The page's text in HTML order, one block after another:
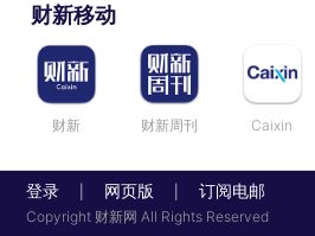
财新移动
财新 财新周刊 Caixin
登录 网页版 订阅电邮
Copyright 财新网 All Rights Reserved